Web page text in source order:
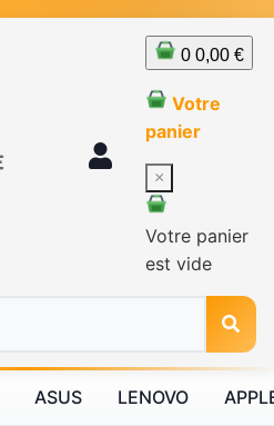
0 0,00 €
Votre
panier
×
Votre panier
est vide
ASUS LENOVO